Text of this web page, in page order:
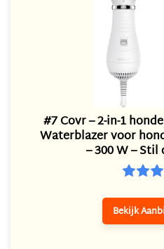
#7 Covr – 2-in-1
Waterblazer voor
– 300 W –
Bekijk